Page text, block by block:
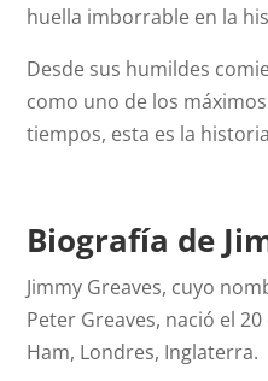
huella imborrable en la
Desde sus humildes
como uno de los
tiempos, esta es la
Biografía de
Jimmy Greaves, cuyo
Peter Greaves, nació el
Ham, Londres, Inglaterra.